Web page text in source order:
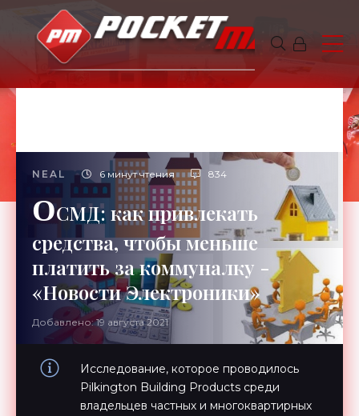
NEAL 6 минут чтения 834
ОСМД: как привлекать
средства, чтобы меньше
платить за коммуналку -
«Новости Электроники»
Добавлено: 19 августа 2021
Исследование, которое проводилось
Pilkington Building Products среди
владельцев частных и многоквартирных